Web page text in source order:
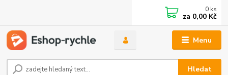
Menu
Hledat
0 ks
za 0,00 Kč